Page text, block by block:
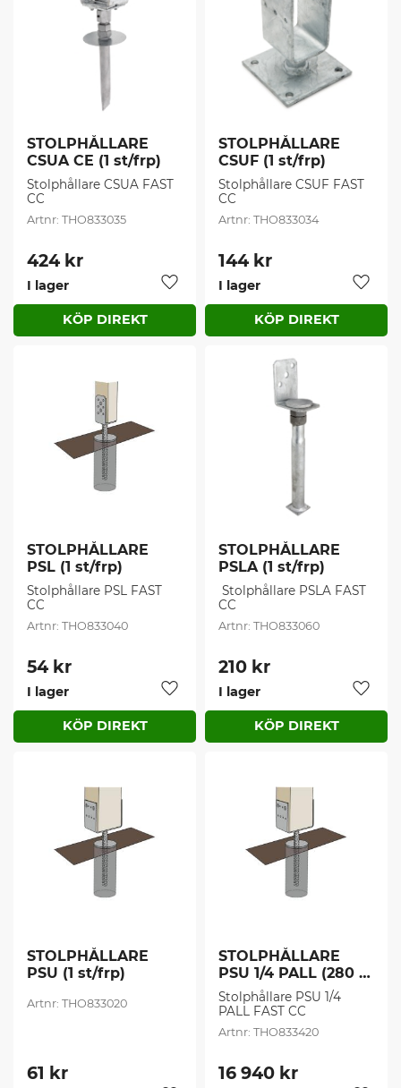
STOLPHÅLLARE
CSUA CE (1 st/frp)
Stolphållare CSUA FAST
CC
THO833035
424 kr
Lägg till i favoriter
I lager
STOLPHÅLLARE
CSUF (1 st/frp)
Stolphållare CSUF FAST
CC
THO833034
144 kr
Lägg
I lager
STOLPHÅLLARE
PSL (1 st/frp)
Stolphållare PSL FAST
CC
THO833040
54 kr
Lägg till i favoriter
I lager
STOLPHÅLLARE
PSLA (1 st/frp)
​ Stolphållare PSLA FAST
CC
THO833060
210 kr
Lägg
I lager
STOLPHÅLLARE
PSU (1 st/frp)
THO833020
61 kr
STOLPHÅLLARE
PSU 1/4 PALL (280
st/frp)
Stolphållare PSU 1/4
PALL FAST CC
THO833420
16 940 kr